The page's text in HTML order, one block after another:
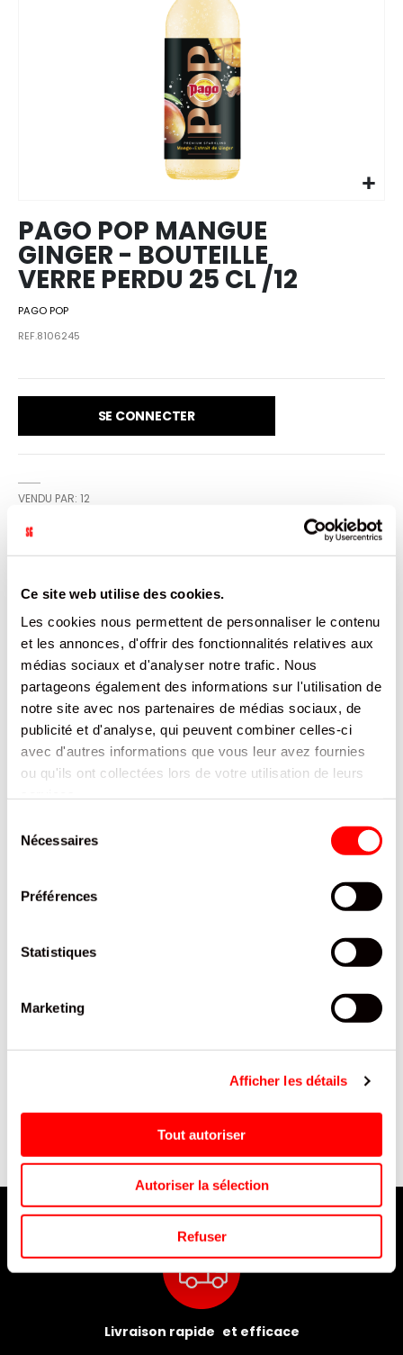
Ce site web utilise des cookies.
Les cookies nous permettent de personnaliser le contenu
et les annonces, d'offrir des fonctionnalités relatives aux
médias sociaux et d'analyser notre trafic. Nous
partageons également des informations sur l'utilisation de
notre site avec nos partenaires de médias sociaux, de
publicité et d'analyse, qui peuvent combiner celles-ci
avec d'autres informations que vous leur avez fournies
ou qu'ils ont collectées lors de votre utilisation de leurs
Nécessaires
Préférences
Statistiques
Marketing
Afficher les détails
Tout autoriser
Autoriser la sélection
Refuser
images
gallery
PAGO POP MANGUE
GINGER - BOUTEILLE
VERRE PERDU 25 CL /12
PAGO POP
REF.8106245
SE CONNECTER
VENDU PAR: 12
Boisson gazeuse au jus de mangue à base de concentré
et extrait de gingembre, aromatisée Teneur en fruits : 9 %
minimum
CARACTÉRISTIQUES
DOCUMENTATION
PRODUITS QUI POURRAIENT VOUS
BIERE BAVARIA 8.6 CHERRY
BONBON BEST FIZZ LUTTI
Livraison rapide et efficace